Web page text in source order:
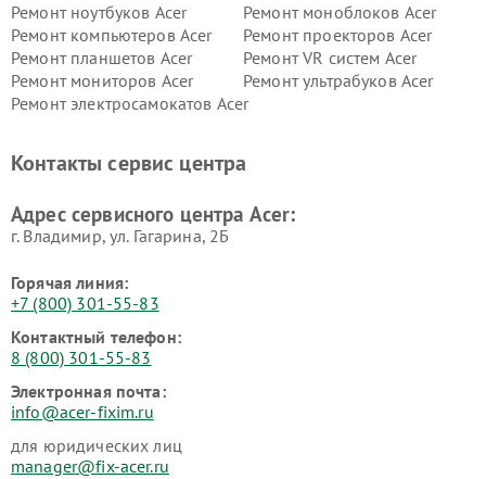
Ремонт ноутбуков Acer
Ремонт моноблоков Acer
Ремонт компьютеров Acer
Ремонт проекторов Acer
Ремонт планшетов Acer
Ремонт VR систем Acer
Ремонт мониторов Acer
Ремонт ультрабуков Acer
Ремонт электросамокатов Acer
Контакты сервис центра
Адрес сервисного центра Acer:
г. Владимир, ул. Гагарина, 2Б
Горячая линия:
+7 (800) 301-55-83
Контактный телефон:
8 (800) 301-55-83
Электронная почта:
info@acer-fixim.ru
для юридических лиц
manager@fix-acer.ru